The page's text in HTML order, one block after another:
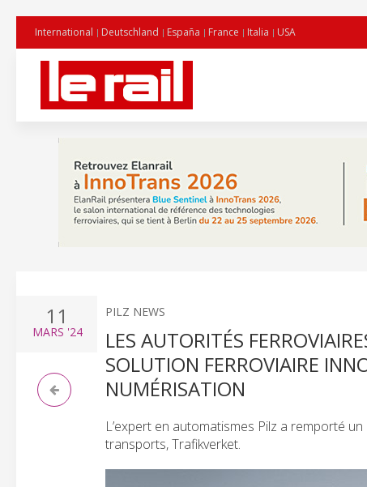
International Deutschland España France Italia USA
11
MARS '24
PILZ NEWS
LES AUTORITÉS
SOLUTION FERROVIAIRE
NUMÉRISATION
L’expert en automatismes Pilz a remporté
transports, Trafikverket.